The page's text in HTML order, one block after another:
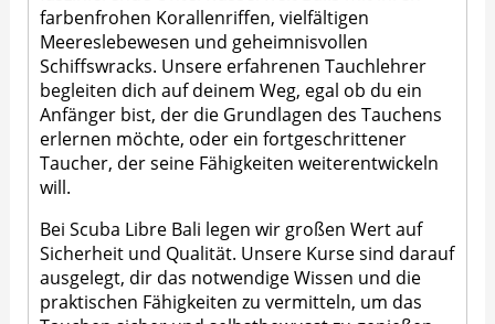
farbenfrohen Korallenriffen, vielfältigen
Meereslebewesen und geheimnisvollen
Schiffswracks. Unsere erfahrenen Tauchlehrer
begleiten dich auf deinem Weg, egal ob du ein
Anfänger bist, der die Grundlagen des Tauchens
erlernen möchte, oder ein fortgeschrittener
Taucher, der seine Fähigkeiten weiterentwickeln
will.
Bei Scuba Libre Bali legen wir großen Wert auf
Sicherheit und Qualität. Unsere Kurse sind darauf
ausgelegt, dir das notwendige Wissen und die
praktischen Fähigkeiten zu vermitteln, um das